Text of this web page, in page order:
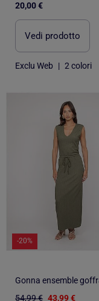
20,00 €
Vedi prodotto
Exclu Web | 2 colori
-20%
54,99 € 43,99 €